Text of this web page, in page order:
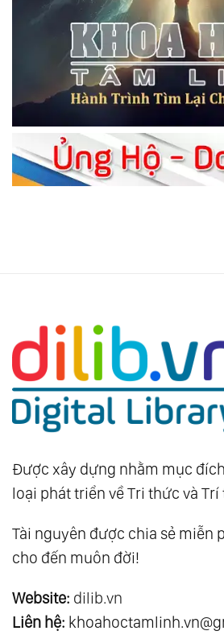
Được xây dựng nhằm mục
loại phát triển về Tri thức và Trí
Tài nguyên được chia sẻ miễn
cho đến muôn đời!
Website: dilib.vn
Liên hệ: